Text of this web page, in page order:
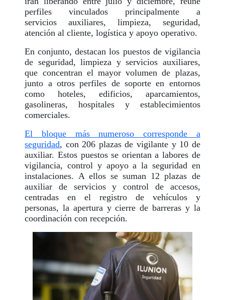
perfiles vinculados principalmente a
servicios auxiliares, limpieza, seguridad,
atención al cliente, logística y apoyo operativo.
En conjunto, destacan los puestos de vigilancia
de seguridad, limpieza y servicios auxiliares,
que concentran el mayor volumen de plazas,
junto a otros perfiles de soporte en entornos
como hoteles, edificios, aparcamientos,
gasolineras, hospitales y establecimientos
comerciales.
El bloque más numeroso corresponde a
seguridad, con 206 plazas de vigilante y 10 de
auxiliar. Estos puestos se orientan a labores de
vigilancia, control y apoyo a la seguridad en
instalaciones. A ellos se suman 12 plazas de
auxiliar de servicios y control de accesos,
centradas en el registro de vehículos y
personas, la apertura y cierre de barreras y la
coordinación con recepción.